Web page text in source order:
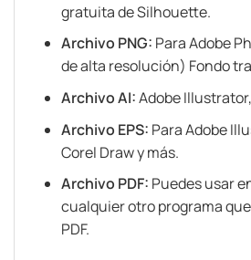
gratuita de Silhouette.
Archivo PNG: Para Adobe
de alta resolución) Fondo
Archivo AI:Adobe
Archivo EPS: Para Adobe
Corel Draw y más.
Archivo PDF: Puedes usar
cualquier otro programa
PDF.